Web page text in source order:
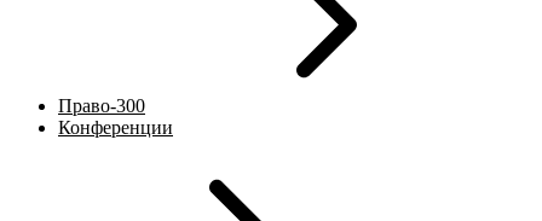
Право-300
Конференции